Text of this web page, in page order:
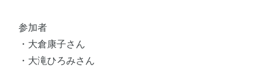
参加者
・大倉康子さん
・大滝ひろみさん